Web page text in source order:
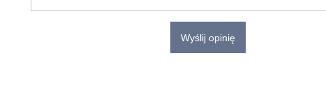
Wyślij opinię